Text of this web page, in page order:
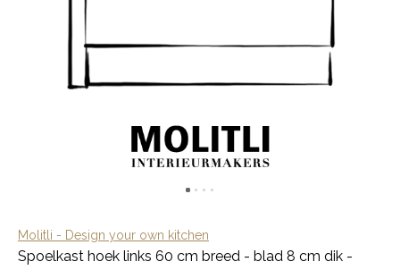
Molitli - Design your own kitchen
Spoelkast hoek links 60 cm breed - blad 8 cm dik -